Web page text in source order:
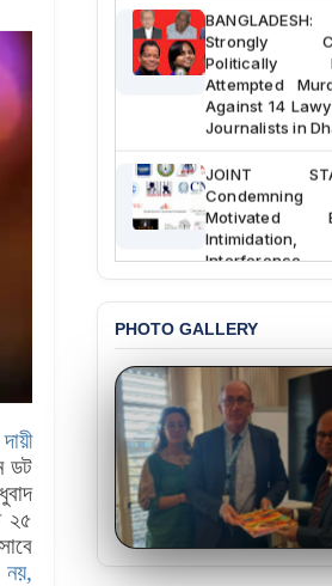
ডট
২৫
নয়,
Strongly
Politically
Attempted
Against 14
Journalists in
JOINT
Condemning
Motivated
Dismissal
University
“Blasphemy”
Violation of
Academic
Human Rights
PHOTO GALLERY